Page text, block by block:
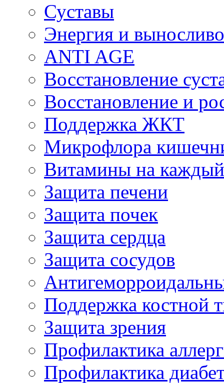
Суставы
Энергия и
ANTI AGE
Восстановление
Восстановление и
Поддержка ЖКТ
Микрофлора
Витамины на
Защита печени
Защита почек
Защита сердца
Защита сосудов
Поддержка костной
Защита зрения
Профилактика
Профилактика